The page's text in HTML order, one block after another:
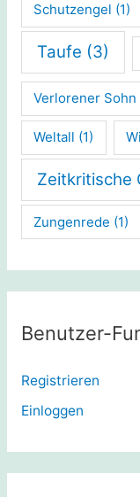
Schutzengel (1)
Taufe (3)
Verlorener Sohn
Weltall (1)
Zeitkritische
Zungenrede (1)
Benutzer-
Registrieren
Einloggen